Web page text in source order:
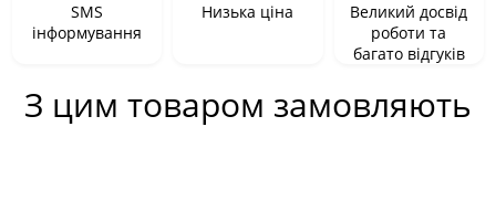
SMS
інформування
Низька ціна
Великий досвід
роботи та
багато відгуків
З цим товаром замовляють